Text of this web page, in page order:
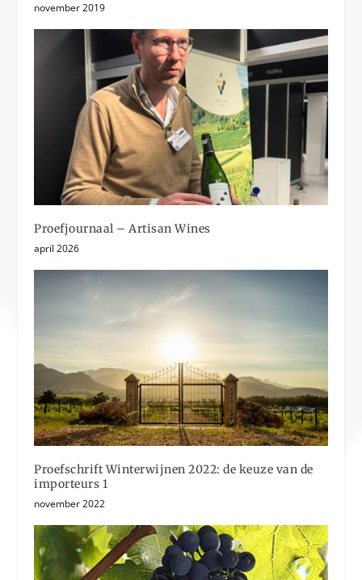
november 2019
Proefjournaal – Artisan Wines
april 2026
Proefschrift Winterwijnen 2022: de keuze van de
importeurs 1
november 2022